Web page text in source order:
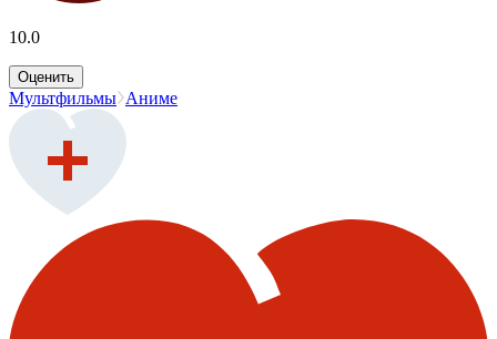
10.0
Оценить
Мультфильмы Аниме